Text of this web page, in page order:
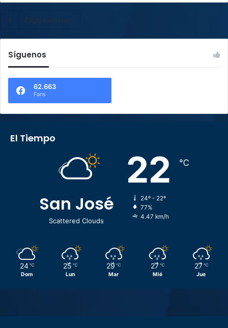
Página anterior
Síguenos
62.663
Fans
El Tiempo
San José
Scattered Clouds
22 ℃
24º - 22º
77%
4.47 km/h
24 ℃
Dom
25 ℃
Lun
29 ℃
Mar
27 ℃
Mié
27 ℃
Jue